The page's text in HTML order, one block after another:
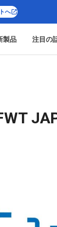
へ
製品 注目の